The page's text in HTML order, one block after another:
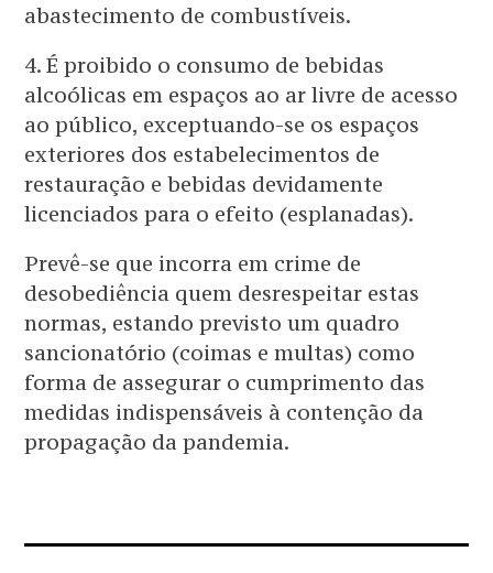
abastecimento de combustíveis.
4. É proibido o consumo de bebidas
alcoólicas em espaços ao ar livre de acesso
ao público, exceptuando-se os espaços
exteriores dos estabelecimentos de
restauração e bebidas devidamente
licenciados para o efeito (esplanadas).
Prevê-se que incorra em crime de
desobediência quem desrespeitar estas
normas, estando previsto um quadro
sancionatório (coimas e multas) como
forma de assegurar o cumprimento das
medidas indispensáveis à contenção da
propagação da pandemia.